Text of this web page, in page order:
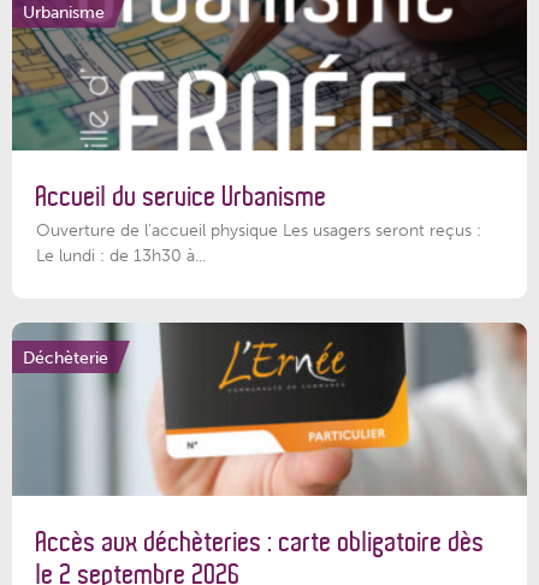
Urbanisme
Accueil du service Urbanisme
Ouverture de l'accueil physique Les usagers seront reçus :
Le lundi : de 13h30 à...
Déchèterie
Accès aux déchèteries : carte obligatoire dès
le 2 septembre 2026